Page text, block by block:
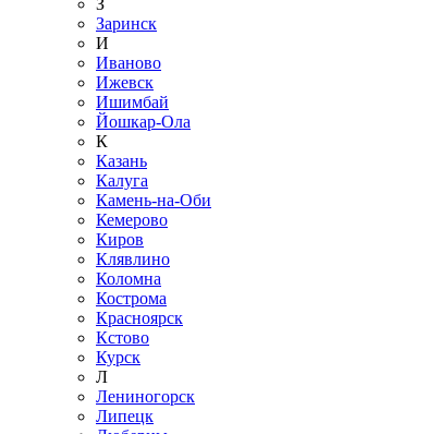
З
Заринск
И
Иваново
Ижевск
Ишимбай
Йошкар-Ола
К
Казань
Калуга
Камень-на-Оби
Кемерово
Киров
Клявлино
Коломна
Кострома
Красноярск
Кстово
Курск
Л
Лениногорск
Липецк